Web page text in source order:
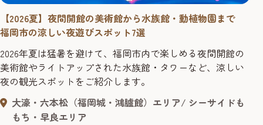
【2026夏】夜間開館の美術館から水族館・動植物園まで
福岡市の涼しい夜遊びスポット7選
2026年夏は猛暑を避けて、福岡市内で楽しめる夜間開館の
美術館やライトアップされた水族館・タワーなど、涼しい
夜の観光スポットをご紹介します。
大濠・六本松（福岡城・鴻臚館）エリア
シーサイドも
もち・早良エリア